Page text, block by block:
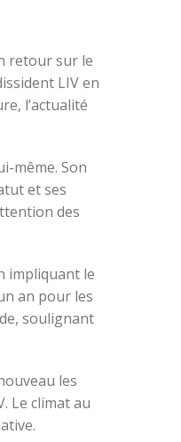
retour sur le
LIV en
l’actualité
même. Son
et ses
des
impliquant le
an pour les
soulignant
les
Le climat au